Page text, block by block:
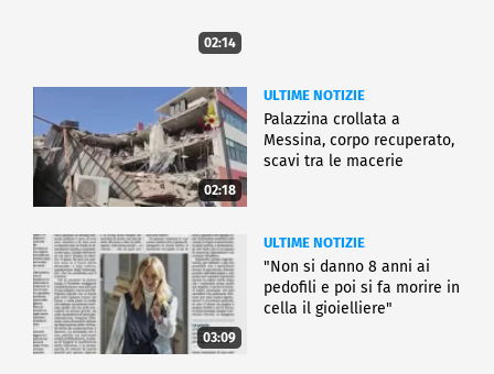
02:14
02:18
ULTIME NOTIZIE
Palazzina crollata a
Messina, corpo recuperato,
scavi tra le macerie
03:09
ULTIME NOTIZIE
"Non si danno 8 anni ai
pedofili e poi si fa morire in
cella il gioielliere"